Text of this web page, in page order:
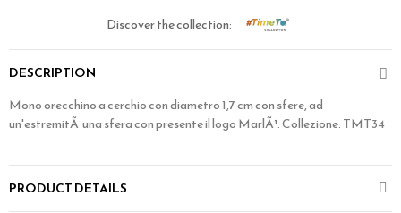
Discover the collection:
DESCRIPTION
Mono orecchino a cerchio con diametro 1,7 cm con sfere, ad
un'estremitÃ una sfera con presente il logo MarlÃ¹. Collezione: TMT34
PRODUCT DETAILS